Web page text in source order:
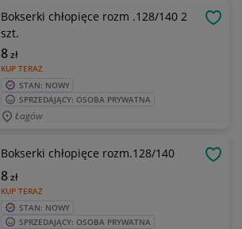
Bokserki chłopięce rozm .128/140 2
szt.
KUP TERAZ
8zł
STAN: NOWY
SPRZEDAJĄCY: OSOBA PRYWATNA
Łagów
Bokserki chłopięce rozm.128/140
KUP TERAZ
8zł
STAN: NOWY
SPRZEDAJĄCY: OSOBA PRYWATNA